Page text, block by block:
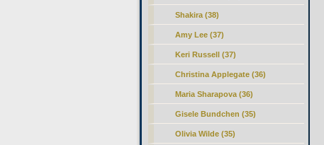
Shakira (38)
Amy Lee (37)
Keri Russell (37)
Christina Applegate (36)
Maria Sharapova (36)
Gisele Bundchen (35)
Olivia Wilde (35)